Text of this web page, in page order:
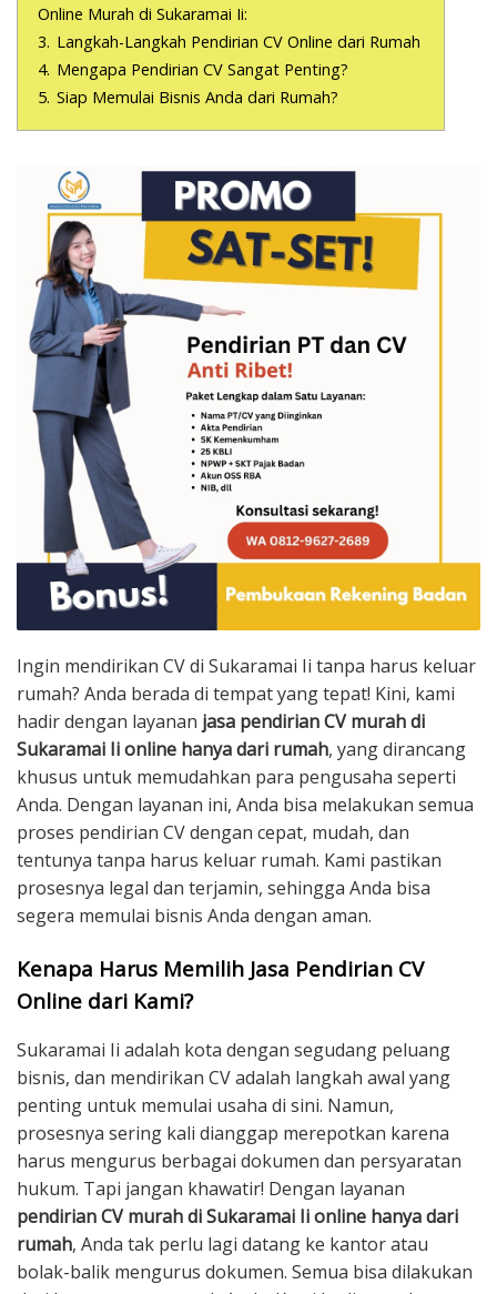
Online Murah di Sukaramai Ii:
3. Langkah-Langkah Pendirian CV Online dari Rumah
4. Mengapa Pendirian CV Sangat Penting?
5. Siap Memulai Bisnis Anda dari Rumah?
Ingin mendirikan CV di Sukaramai Ii tanpa harus keluar
rumah? Anda berada di tempat yang tepat! Kini, kami
hadir dengan layanan jasa pendirian CV murah di
Sukaramai Ii online hanya dari rumah, yang dirancang
khusus untuk memudahkan para pengusaha seperti
Anda. Dengan layanan ini, Anda bisa melakukan semua
proses pendirian CV dengan cepat, mudah, dan
tentunya tanpa harus keluar rumah. Kami pastikan
prosesnya legal dan terjamin, sehingga Anda bisa
segera memulai bisnis Anda dengan aman.
Kenapa Harus Memilih Jasa Pendirian CV
Online dari Kami?
Sukaramai Ii adalah kota dengan segudang peluang
bisnis, dan mendirikan CV adalah langkah awal yang
penting untuk memulai usaha di sini. Namun,
prosesnya sering kali dianggap merepotkan karena
harus mengurus berbagai dokumen dan persyaratan
hukum. Tapi jangan khawatir! Dengan layanan
pendirian CV murah di Sukaramai Ii online hanya dari
rumah, Anda tak perlu lagi datang ke kantor atau
bolak-balik mengurus dokumen. Semua bisa dilakukan